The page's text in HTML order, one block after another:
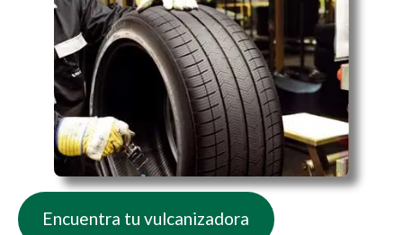
Encuentra tu vulcanizadora